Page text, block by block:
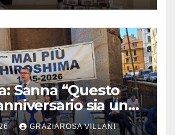
Sanna “Questo
sia un
tutti”
GRAZIAROSA VILLANI